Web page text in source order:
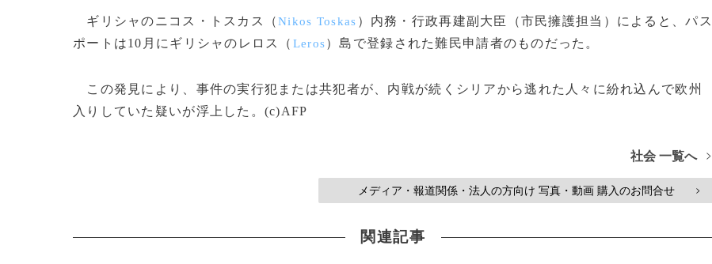
ギリシャのニコス・トスカス（Nikos Toskas ）内務・行政再建副大臣（市民擁護担当）によると、パス
ポートは10月にギリシャのレロス（ Leros）島で登録された難民申請者のものだった。
この発見により、事件の実行犯または共犯者が、内戦が続くシリアから逃れた人々に紛れ込んで欧州
入りしていた疑いが浮上した。(c)AFP
社会 一覧へ >
メディア・報道関係・法人の方向け 写真・動画 購入のお問合せ >
関連記事